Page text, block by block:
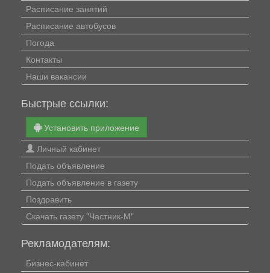
Расписание занятий
Расписание автобусов
Погода
Контакты
Наши вакансии
Быстрые ссылки:
Установить приложение
Личный кабинет
Подать объявление
Подать объявление в газету
Поздравить
Скачать газету "Частник-М"
Рекламодателям:
Бизнес-кабинет